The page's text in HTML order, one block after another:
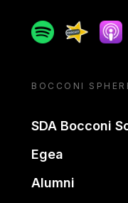
SpotifySpreaker
BOCCONI
SDA Bocconi
Egea
Alumni